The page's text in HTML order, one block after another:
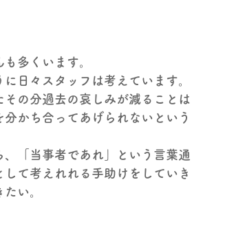
多くいます。
日々スタッフは考えています。
の分過去の哀しみが減ることは
かち合ってあげられないという
「当事者であれ」という言葉通
て考えれれる手助けをしていき
い。